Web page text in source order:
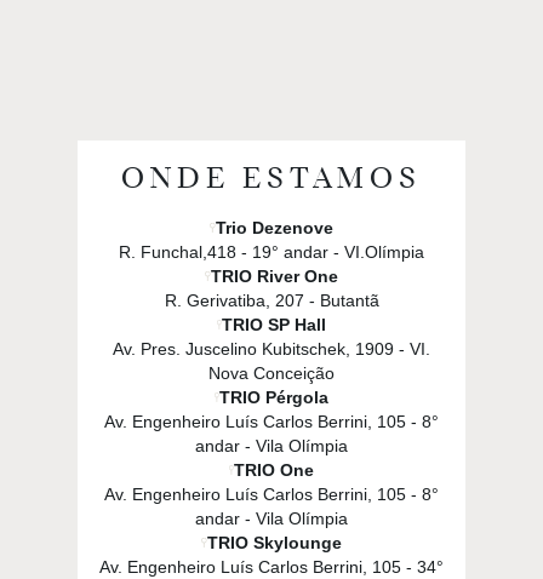
ONDE ESTAMOS
Trio Dezenove
R. Funchal,418 - 19° andar - VI.Olímpia
TRIO River One
R. Gerivatiba, 207 - Butantã
TRIO SP Hall
Av. Pres. Juscelino Kubitschek, 1909 - VI.
Nova Conceição
TRIO Pérgola
Av. Engenheiro Luís Carlos Berrini, 105 - 8°
andar - Vila Olímpia
TRIO One
Av. Engenheiro Luís Carlos Berrini, 105 - 8°
andar - Vila Olímpia
TRIO Skylounge
Av. Engenheiro Luís Carlos Berrini, 105 - 34°